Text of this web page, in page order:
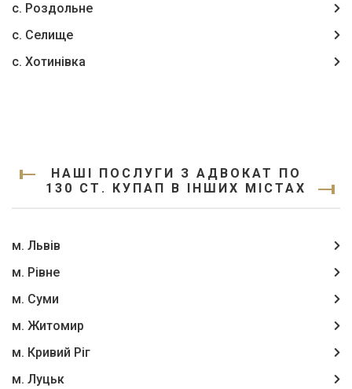
с. Роздольне
с. Селище
с. Хотинівка
НАШІ ПОСЛУГИ З АДВОКАТ ПО
130 СТ. КУПАП В ІНШИХ МІСТАХ
м. Львів
м. Рівне
м. Суми
м. Житомир
м. Кривий Ріг
м. Луцьк